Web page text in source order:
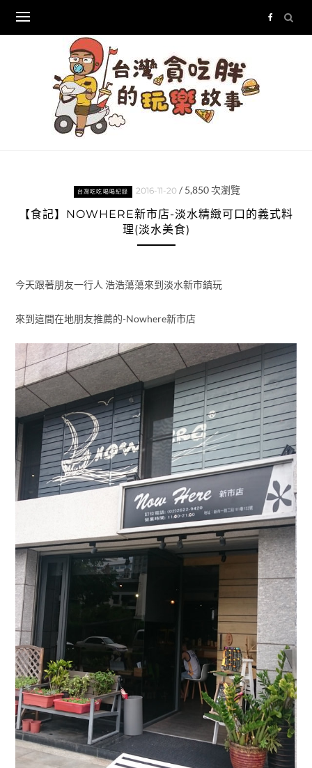
content
台灣吃吃喝喝紀錄 2016-11-20 / 5,850次瀏覽
【食記】NOWHERE新市店-淡水精緻可口的義式料
理(淡水美食)
今天跟著朋友一行人 浩浩蕩蕩來到淡水新市鎮玩
來到這間在地朋友推薦的-Nowhere新市店